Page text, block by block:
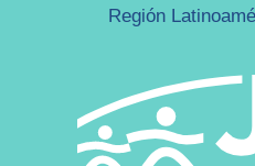
Región